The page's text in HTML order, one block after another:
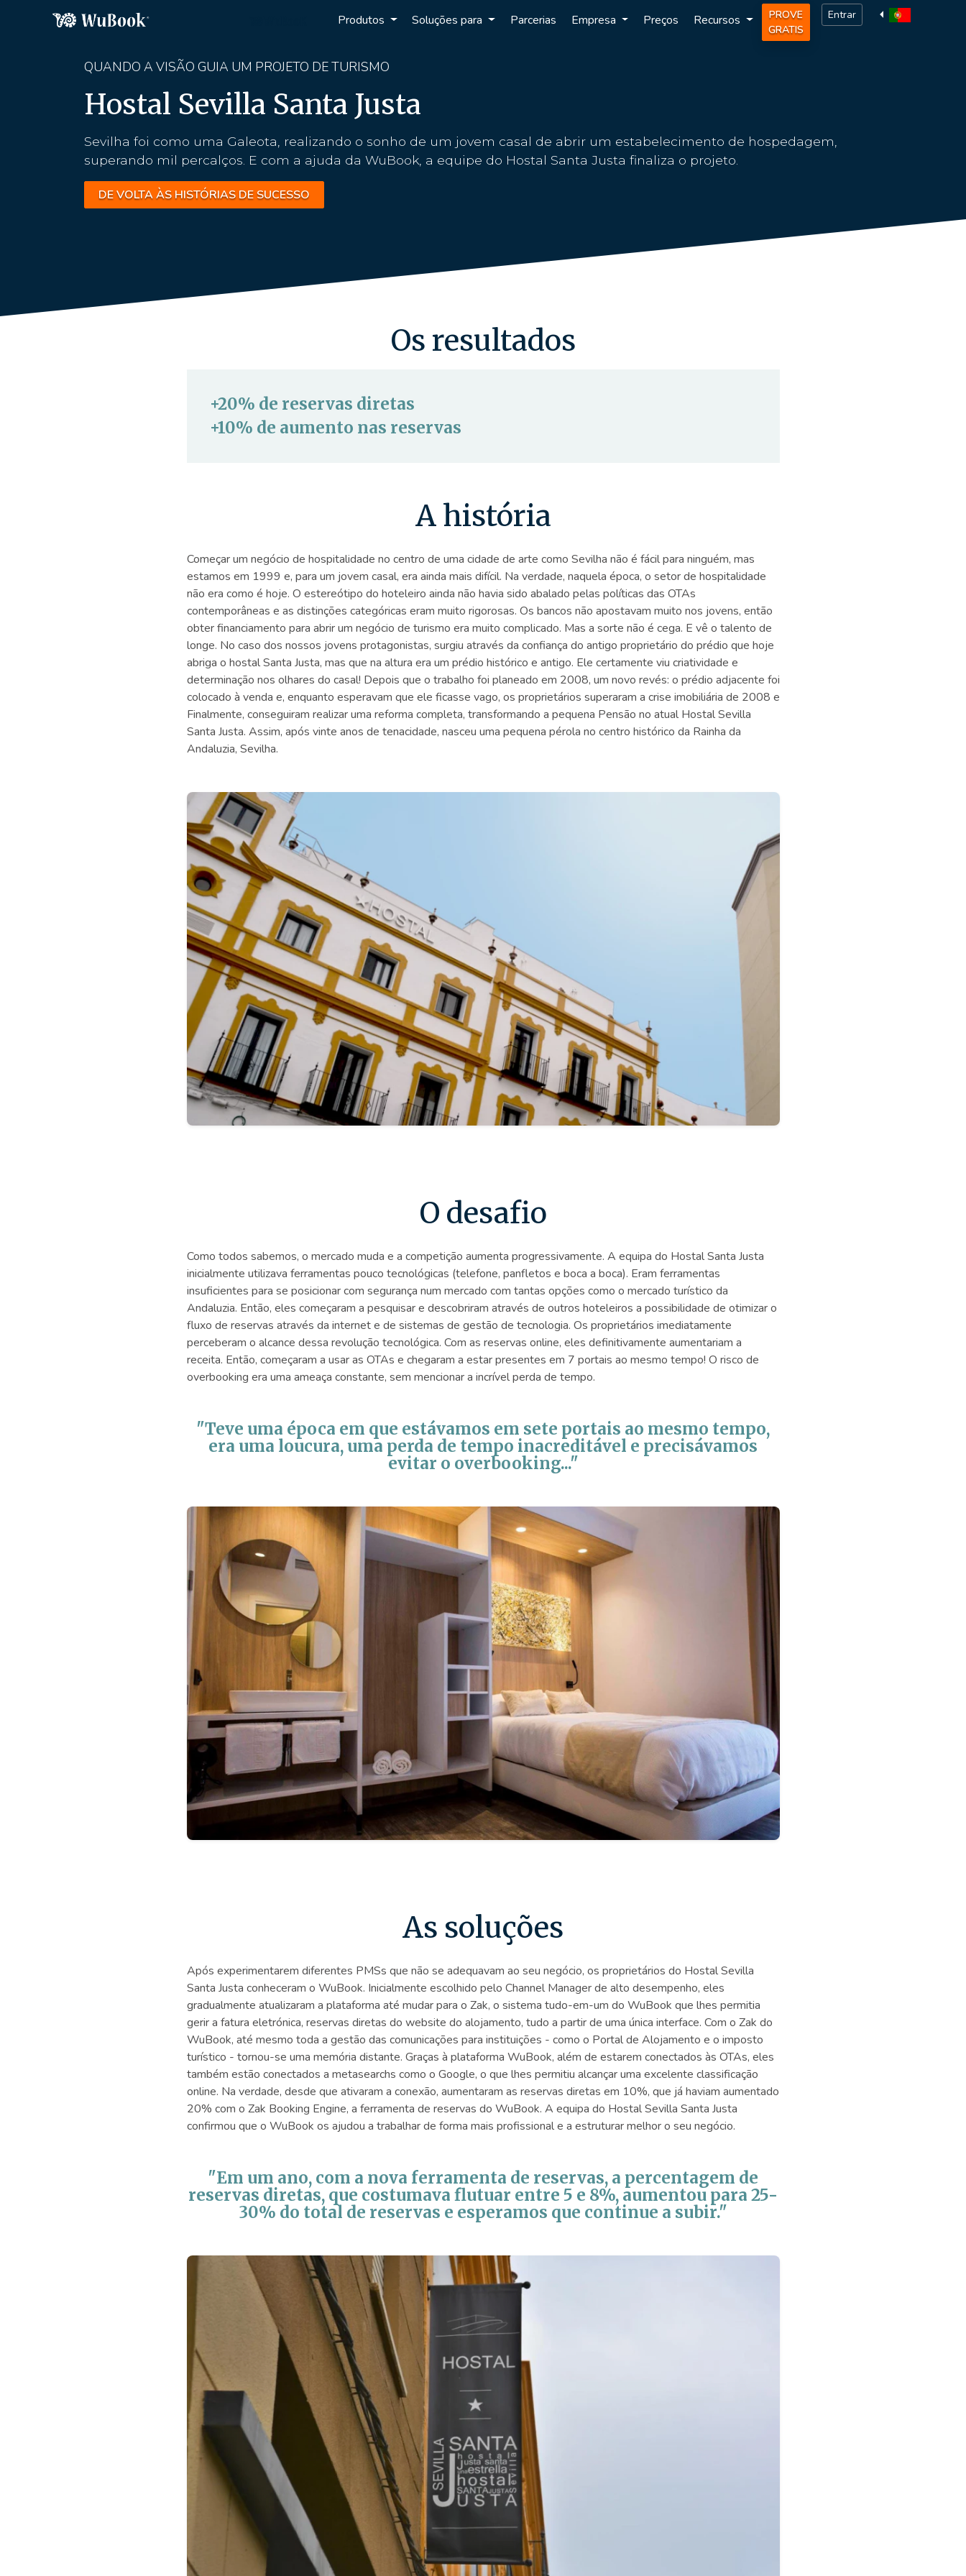
Produtos Soluções para Parcerias Empresa Preços Recursos
PROVE
GRATIS
Entrar
QUANDO A VISÃO GUIA UM PROJETO DE TURISMO
Hostal Sevilla Santa Justa
Sevilha foi como uma Galeota, realizando o sonho de um jovem casal de abrir um estabelecimento de hospedagem,
superando mil percalços. E com a ajuda da WuBook, a equipe do Hostal Santa Justa finaliza o projeto.
DE VOLTA ÀS HISTÓRIAS DE SUCESSO
Os resultados
+20% de reservas diretas
+10% de aumento nas reservas
A história
Começar um negócio de hospitalidade no centro de uma cidade de arte como Sevilha não é fácil para ninguém, mas
estamos em 1999 e, para um jovem casal, era ainda mais difícil. Na verdade, naquela época, o setor de hospitalidade
não era como é hoje. O estereótipo do hoteleiro ainda não havia sido abalado pelas políticas das OTAs
contemporâneas e as distinções categóricas eram muito rigorosas. Os bancos não apostavam muito nos jovens, então
obter financiamento para abrir um negócio de turismo era muito complicado. Mas a sorte não é cega. E vê o talento de
longe. No caso dos nossos jovens protagonistas, surgiu através da confiança do antigo proprietário do prédio que hoje
abriga o hostal Santa Justa, mas que na altura era um prédio histórico e antigo. Ele certamente viu criatividade e
determinação nos olhares do casal! Depois que o trabalho foi planeado em 2008, um novo revés: o prédio adjacente foi
colocado à venda e, enquanto esperavam que ele ficasse vago, os proprietários superaram a crise imobiliária de 2008 e
Finalmente, conseguiram realizar uma reforma completa, transformando a pequena Pensão no atual Hostal Sevilla
Santa Justa. Assim, após vinte anos de tenacidade, nasceu uma pequena pérola no centro histórico da Rainha da
Andaluzia, Sevilha.
O desafio
Como todos sabemos, o mercado muda e a competição aumenta progressivamente. A equipa do Hostal Santa Justa
inicialmente utilizava ferramentas pouco tecnológicas (telefone, panfletos e boca a boca). Eram ferramentas
insuficientes para se posicionar com segurança num mercado com tantas opções como o mercado turístico da
Andaluzia. Então, eles começaram a pesquisar e descobriram através de outros hoteleiros a possibilidade de otimizar o
fluxo de reservas através da internet e de sistemas de gestão de tecnologia. Os proprietários imediatamente
perceberam o alcance dessa revolução tecnológica. Com as reservas online, eles definitivamente aumentariam a
receita. Então, começaram a usar as OTAs e chegaram a estar presentes em 7 portais ao mesmo tempo! O risco de
overbooking era uma ameaça constante, sem mencionar a incrível perda de tempo.
"Teve uma época em que estávamos em sete portais ao mesmo tempo,
era uma loucura, uma perda de tempo inacreditável e precisávamos
evitar o overbooking..."
As soluções
Após experimentarem diferentes PMSs que não se adequavam ao seu negócio, os proprietários do Hostal Sevilla
Santa Justa conheceram o WuBook. Inicialmente escolhido pelo Channel Manager de alto desempenho, eles
gradualmente atualizaram a plataforma até mudar para o Zak, o sistema tudo-em-um do WuBook que lhes permitia
gerir a fatura eletrónica, reservas diretas do website do alojamento, tudo a partir de uma única interface. Com o Zak do
WuBook, até mesmo toda a gestão das comunicações para instituições - como o Portal de Alojamento e o imposto
turístico - tornou-se uma memória distante. Graças à plataforma WuBook, além de estarem conectados às OTAs, eles
também estão conectados a metasearchs como o Google, o que lhes permitiu alcançar uma excelente classificação
online. Na verdade, desde que ativaram a conexão, aumentaram as reservas diretas em 10%, que já haviam aumentado
20% com o Zak Booking Engine, a ferramenta de reservas do WuBook. A equipa do Hostal Sevilla Santa Justa
confirmou que o WuBook os ajudou a trabalhar de forma mais profissional e a estruturar melhor o seu negócio.
"Em um ano, com a nova ferramenta de reservas, a percentagem de
reservas diretas, que costumava flutuar entre 5 e 8%, aumentou para 25-
30% do total de reservas e esperamos que continue a subir."